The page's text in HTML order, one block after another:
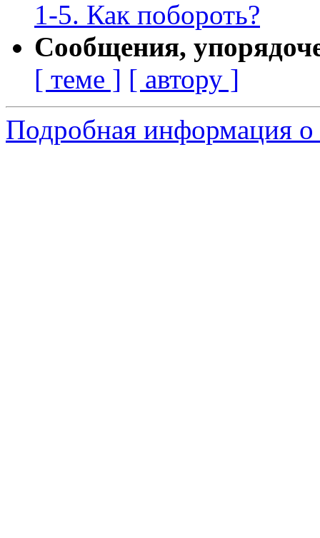
1-5. Как побороть?
Сообщения,
[ теме ] [ автору ]
Подробная информация